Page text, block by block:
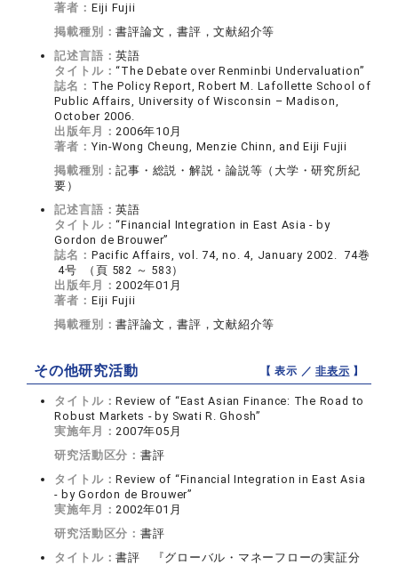
著者： Eiji Fujii
掲載種別：書評論文，書評，文献紹介等
記述言語：英語
タイトル：“The Debate over Renminbi Undervaluation”
誌名： The Policy Report, Robert M. Lafollette School of
Public Affairs, University of Wisconsin – Madison,
October 2006.
出版年月：2006年10月
著者： Yin-Wong Cheung, Menzie Chinn, and Eiji Fujii
掲載種別：記事・総説・解説・論説等（大学・研究所紀
要）
記述言語：英語
タイトル：“Financial Integration in East Asia - by
Gordon de Brouwer”
誌名： Pacific Affairs, vol. 74, no. 4, January 2002. 74巻
4号 （頁 582 ～ 583）
出版年月：2002年01月
著者： Eiji Fujii
掲載種別：書評論文，書評，文献紹介等
その他研究活動 【 表示 ／非表示 】
タイトル：Review of “East Asian Finance: The Road to
Robust Markets - by Swati R. Ghosh”
実施年月：2007年05月
研究活動区分： 書評
タイトル：Review of “Financial Integration in East Asia
- by Gordon de Brouwer”
実施年月：2002年01月
研究活動区分： 書評
タイトル：書評 『グローバル・マネーフローの実証分